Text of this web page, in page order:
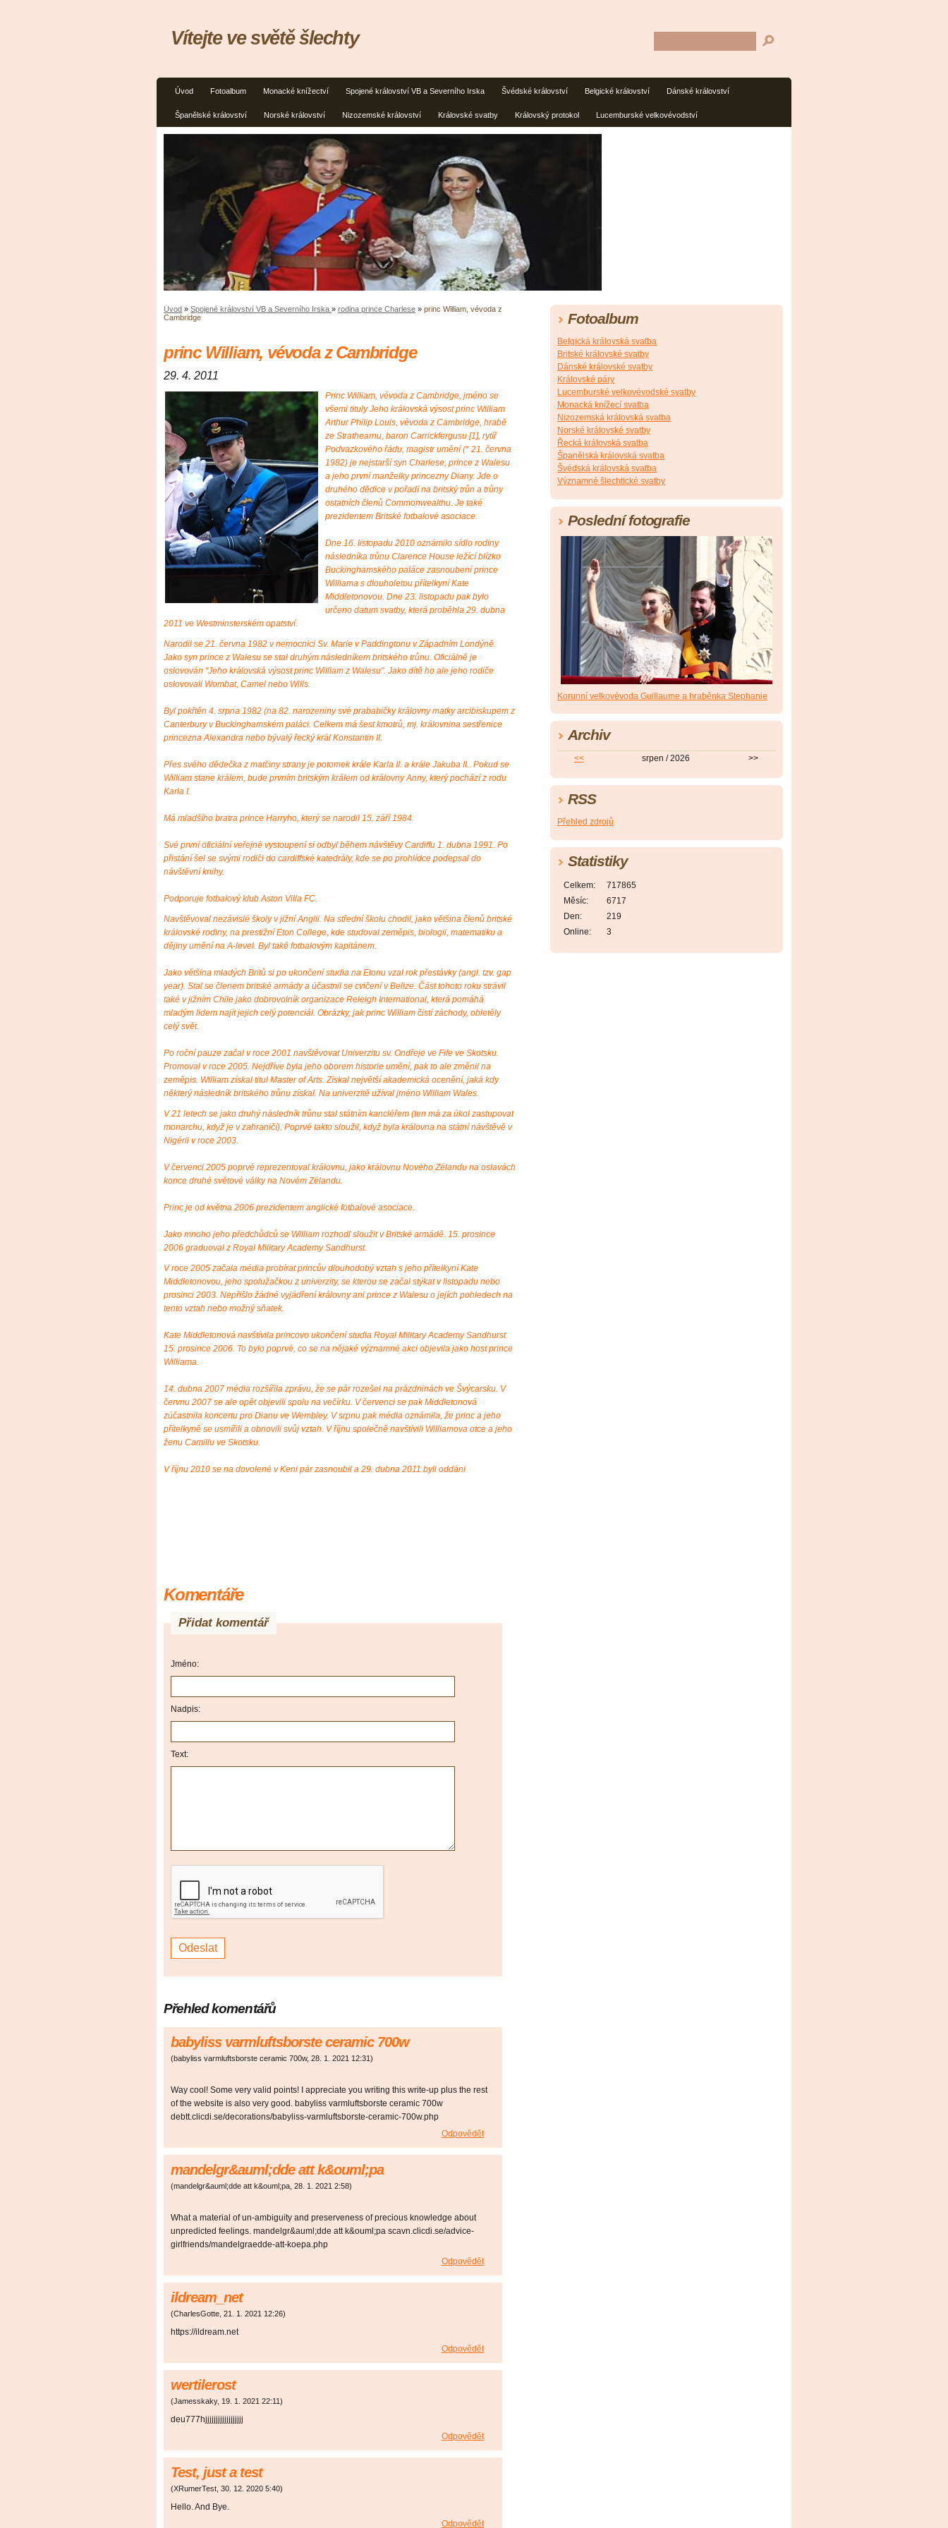
Úvod Fotoalbum Monacké knížectví Spojené království VB a Severního Irska Švédské království Belgické království Dánské království
Španělské království Norské království Nizozemské království Královské svatby Královský protokol Lucemburské velkovévodství
Vítejte ve světě šlechty
Úvod » Spojené království VB a Severního Irska » rodina prince Charlese » princ William, vévoda z
Cambridge
princ William, vévoda z Cambridge
29. 4. 2011
Princ William, vévoda z Cambridge, jméno se
všemi tituly Jeho královská výsost princ William
Arthur Philip Louis, vévoda z Cambridge, hrabě
ze Strathearnu, baron Carrickfergusu [1], rytíř
Podvazkového řádu, magistr umění (* 21. června
1982) je nejstarší syn Charlese, prince z Walesu
a jeho první manželky princezny Diany. Jde o
druhého dědice v pořadí na britský trůn a trůny
ostatních členů Commonwealthu. Je také
prezidentem Britské fotbalové asociace.
Dne 16. listopadu 2010 oznámilo sídlo rodiny
následníka trůnu Clarence House ležící blízko
Buckinghamského paláce zasnoubení prince
Williama s dlouholetou přítelkyní Kate
Middletonovou. Dne 23. listopadu pak bylo
určeno datum svatby, která proběhla 29. dubna
2011 ve Westminsterském opatství.
Narodil se 21. června 1982 v nemocnici Sv. Marie v Paddingtonu v Západním Londýně.
Jako syn prince z Walesu se stal druhým následníkem britského trůnu. Oficiálně je
oslovován "Jeho královská výsost princ William z Walesu". Jako dítě ho ale jeho rodiče
oslovovali Wombat, Camel nebo Wills.
Byl pokřtěn 4. srpna 1982 (na 82. narozeniny své prababičky královny matky arcibiskupem z
Canterbury v Buckinghamském paláci. Celkem má šest kmotrů, mj. královnina sestřenice
princezna Alexandra nebo bývalý řecký král Konstantin II.
Přes svého dědečka z matčiny strany je potomek krále Karla II. a krále Jakuba II.. Pokud se
William stane králem, bude prvním britským králem od královny Anny, který pochází z rodu
Karla I.
Má mladšího bratra prince Harryho, který se narodil 15. září 1984.
Své první oficiální veřejné vystoupení si odbyl během návštěvy Cardiffu 1. dubna 1991. Po
přistání šel se svými rodiči do cardiffské katedrály, kde se po prohlídce podepsal do
návštěvní knihy.
Podporuje fotbalový klub Aston Villa FC.
Navštěvoval nezávislé školy v jižní Anglii. Na střední školu chodil, jako většina členů britské
královské rodiny, na prestižní Eton College, kde studoval zeměpis, biologii, matematiku a
dějiny umění na A-level. Byl také fotbalovým kapitánem.
Jako většina mladých Britů si po ukončení studia na Etonu vzal rok přestávky (angl. tzv. gap
year). Stal se členem britské armády a účastnil se cvičení v Belize. Část tohoto roku strávil
také v jižním Chile jako dobrovolník organizace Releigh International, která pomáhá
mladým lidem najít jejich celý potenciál. Obrázky, jak princ William čistí záchody, obletěly
celý svět.
Po roční pauze začal v roce 2001 navštěvovat Univerzitu sv. Ondřeje ve Fife ve Skotsku.
Promoval v roce 2005. Nejdříve byla jeho oborem historie umění, pak to ale změnil na
zeměpis. William získal titul Master of Arts. Získal největší akademická ocenění, jaká kdy
některý následník britského trůnu získal. Na univerzitě užíval jméno William Wales.
V 21 letech se jako druhý následník trůnu stal státním kancléřem (ten má za úkol zastupovat
monarchu, když je v zahraničí). Poprvé takto sloužil, když byla královna na státní návštěvě v
Nigérii v roce 2003.
V červenci 2005 poprvé reprezentoval královnu, jako královnu Nového Zélandu na oslavách
konce druhé světové války na Novém Zélandu.
Princ je od května 2006 prezidentem anglické fotbalové asociace.
Jako mnoho jeho předchůdců se William rozhodl sloužit v Britské armádě. 15. prosince
2006 graduoval z Royal Military Academy Sandhurst.
V roce 2005 začala média probírat princův dlouhodobý vztah s jeho přítelkyní Kate
Middletonovou, jeho spolužačkou z univerzity, se kterou se začal stýkat v listopadu nebo
prosinci 2003. Nepřišlo žádné vyjádření královny ani prince z Walesu o jejích pohledech na
tento vztah nebo možný sňatek.
Kate Middletonová navštívila princovo ukončení studia Royal Military Academy Sandhurst
15. prosince 2006. To bylo poprvé, co se na nějaké významné akci objevila jako host prince
Williama.
14. dubna 2007 média rozšířila zprávu, že se pár rozešel na prázdninách ve Švýcarsku. V
červnu 2007 se ale opět objevili spolu na večírku. V červenci se pak Middletonová
zúčastnila koncertu pro Dianu ve Wembley. V srpnu pak média oznámila, že princ a jeho
přítelkyně se usmířili a obnovili svůj vztah. V říjnu společně navštívili Williamova otce a jeho
ženu Camillu ve Skotsku.
V říjnu 2010 se na dovolené v Keni pár zasnoubil a 29. dubna 2011 byli oddáni
Komentáře
Přidat komentář
Jméno:
Nadpis:
Text:
Přehled komentářů
babyliss varmluftsborste ceramic 700w
(babyliss varmluftsborste ceramic 700w, 28. 1. 2021 12:31)
Way cool! Some very valid points! I appreciate you writing this write-up plus the rest
of the website is also very good. babyliss varmluftsborste ceramic 700w
debtt.clicdi.se/decorations/babyliss-varmluftsborste-ceramic-700w.php
Odpovědět
mandelgr&auml;dde att k&ouml;pa
(mandelgr&auml;dde att k&ouml;pa 28. 1. 2021 2:58)
What a material of un-ambiguity and preserveness of precious knowledge about
unpredicted feelings. mandelgr&auml;dde att k&ouml;pa scavn.clicdi.se/advice-
girlfriends/mandelgraedde-att-koepa.php
Odpovědět
ildream_net
(CharlesGotte 21. 1. 2021 12:26)
https://ildream.net
Odpovědět
wertilerost
(Jamesskaky, 19. 1. 2021 22:11)
deu777hjjjjjjjjjjjjjjjjjj
Odpovědět
Test, just a test
(XRumerTest 30. 12. 2020 5:40)
Hello. And Bye.
Odpovědět
Fotoalbum
Belgická královská svatba
Britské královské svatby
Dánské královské svatby
Královské páry
Lucemburské velkovévodské svatby
Monacká knížecí svatba
Nizozemská královská svatba
Norské královské svatby
Řecká královská svatba
Španělská královská svatba
Švédská královská svatba
Významné šlechtické svatby
Poslední fotografie
Korunní velkovévoda Guillaume a hraběnka Stephanie
Archiv
<< srpen / 2026 >>
RSS
Přehled zdrojů
Statistiky
Online: 3
Celkem:
717865
Měsíc:
6717
Den:
219